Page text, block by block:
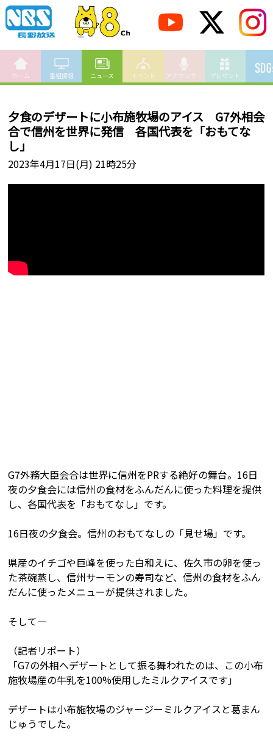
ホーム 番組情報 ニュース イベント アナウンサー プレゼント
夕食のデザートに小布施牧場のアイス G7外相会
合で信州を世界に発信 各国代表を「おもてな
し」
2023年4月17日(月) 21時25分
G7外務大臣会合は世界に信州をPRする絶好の舞台。16日
夜の夕食会には信州の食材をふんだんに使った料理を提供
し、各国代表を「おもてなし」です。
16日夜の夕食会。信州のおもてなしの「見せ場」です。
県産のイチゴや巨峰を使った白和えに、佐久市の卵を使っ
た茶碗蒸し、信州サーモンの寿司など、信州の食材をふん
だんに使ったメニューが提供されました。
そして―
（記者リポート）
「G7の外相へデザートとして振る舞われたのは、この小布
施牧場産の牛乳を100%使用したミルクアイスです」
デザートは小布施牧場のジャージーミルクアイスと葛まん
じゅうでした。